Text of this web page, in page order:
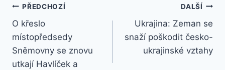
Navigace
pro
příspěvek
PŘEDCHOZÍ
O křeslo
místopředsedy
Sněmovny se znovu
utkají Havlíček a
DALŠÍ
Ukrajina: Zeman se
snaží poškodit česko-
ukrajinské vztahy